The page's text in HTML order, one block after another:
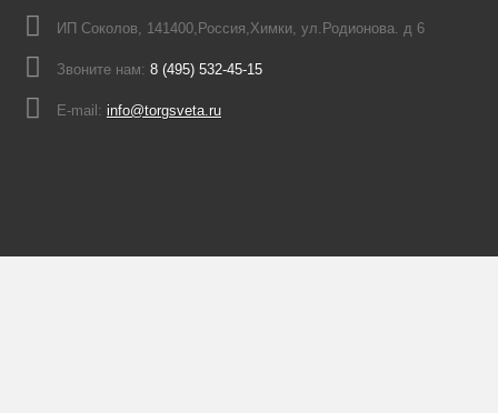
ИП Соколов, 141400,Россия,Химки, ул.Родионова. д 6
Звоните нам: 8 (495) 532-45-15
E-mail: info@torgsveta.ru